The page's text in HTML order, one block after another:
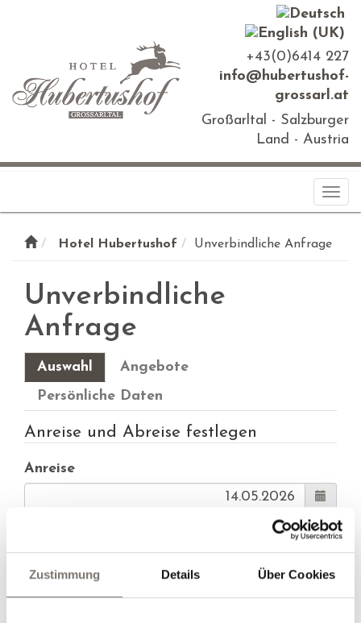
Zustimmung Details Über Cookies
+43(0)6414 227
info@hubertushof-
grossarl.at
Großarltal - Salzburger
Land - Austria
Hotel Hubertushof Unverbindliche Anfrage
Unverbindliche
Anfrage
Auswahl
Angebote
Persönliche Daten
Anreise und Abreise festlegen
Anreise
Alternative Anreise